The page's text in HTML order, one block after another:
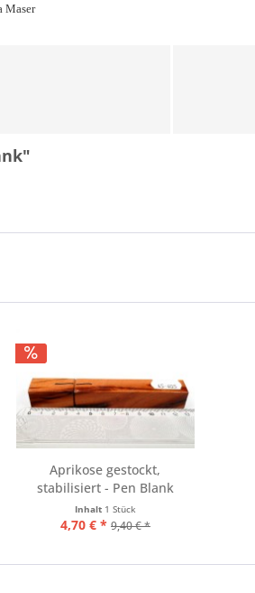
Maser
Aprikose gestockt,
stabilisiert - Pen Blank
Inhalt 1 Stück
4,70 € * 9,40 € *